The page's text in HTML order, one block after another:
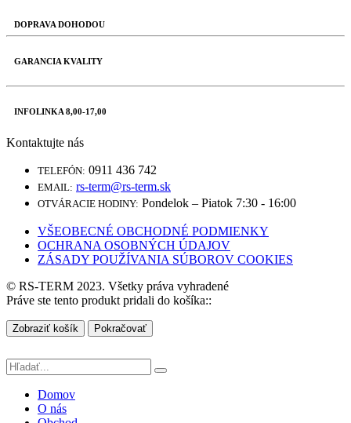
DOPRAVA DOHODOU
GARANCIA KVALITY
INFOLINKA 8,00-17,00
Kontaktujte nás
TELEFÓN: 0911 436 742
EMAIL: rs-term@rs-term.sk
OTVÁRACIE HODINY: Pondelok – Piatok 7:30 - 16:00
VŠEOBECNÉ OBCHODNÉ PODMIENKY
OCHRANA OSOBNÝCH ÚDAJOV
ZÁSADY POUŽÍVANIA SÚBOROV COOKIES
© RS-TERM 2023. Všetky práva vyhradené
Práve ste tento produkt pridali do košíka::
Zobraziť košík Pokračovať
Domov
O nás